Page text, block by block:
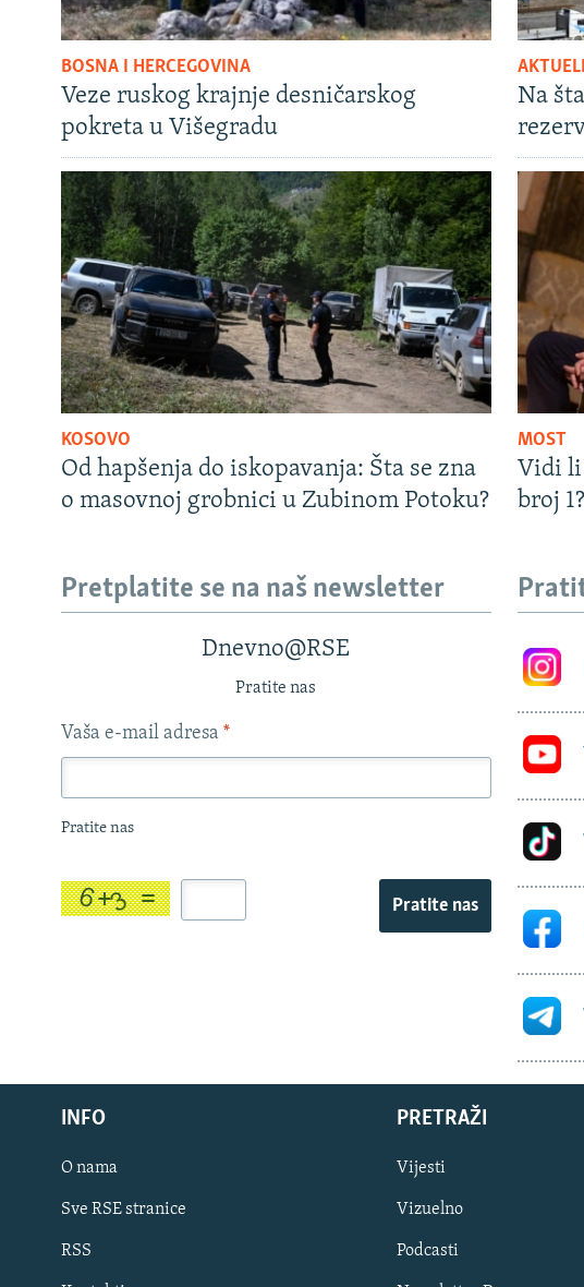
BOSNA I HERCEGOVINA
Veze ruskog krajnje desničarskog
pokreta u Višegradu
Na
KOSOVO
Od hapšenja do iskopavanja: Šta se zna
o masovnoj grobnici u Zubinom Potoku?
MOST
Vidi li
broj 1?
Pretplatite se na naš newsletter
Dnevno@RSE
Pratite nas
Vaša e-mail adresa *
Pratite nas
Pratite nas
INFO
O nama
Sve RSE stranice
RSS
PRETRAŽI
Vijesti
Vizuelno
Podcasti